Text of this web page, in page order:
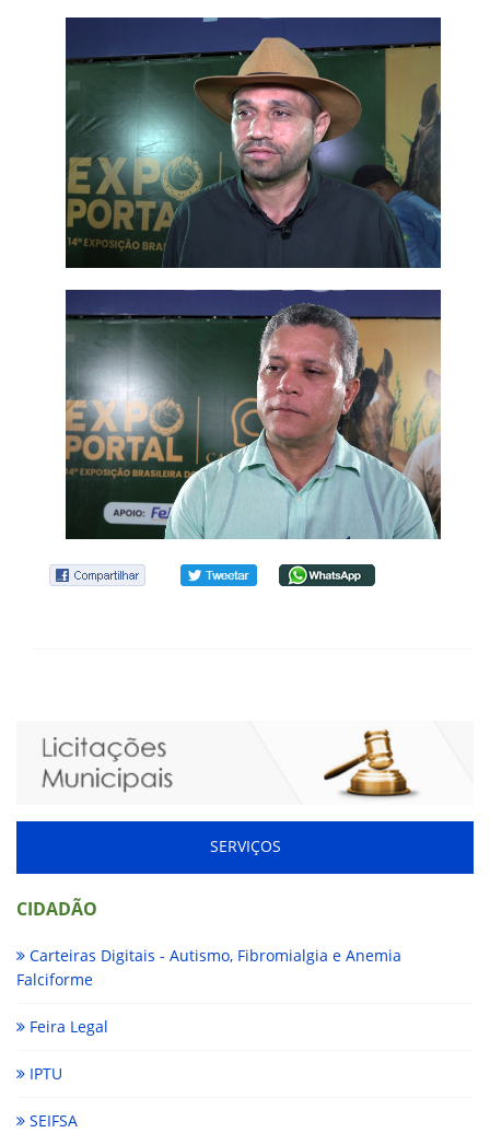
SERVIÇOS
CIDADÃO
Carteiras Digitais - Autismo, Fibromialgia e Anemia
Falciforme
Feira Legal
IPTU
SEIFSA